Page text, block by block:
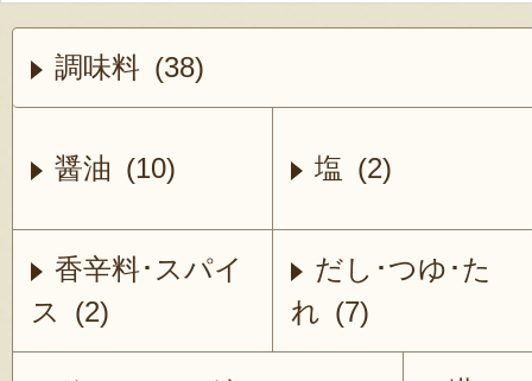
調味料 (38)
醤油 (10) 塩 (2)
香辛料･スパイ
ス (2)
だし･つゆ･た
れ (7)